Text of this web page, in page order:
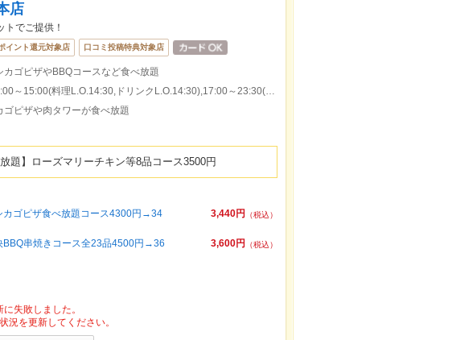
店
トでご提供！
イント還元対象店 口コミ投稿特典対象店
カゴピザやBBQコースなど食べ放題
本日の営業時間：11:00～15:00(料理L.O.14:30,ドリンクL.O.14:30),17:00～23:30(料理L.O.23:00,ドリンクL.O.23:00)
ゴピザや肉タワーが食べ放題
題】ローズマリーチキン等8品コース3500円
3,440円
（税込）
カゴピザ食べ放題コース4300円→34
3,600円
（税込）
串焼きコース全23品4500円→36
失敗しました。
況を更新してください。